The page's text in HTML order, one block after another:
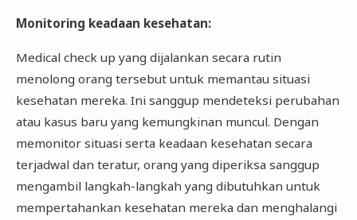
Monitoring keadaan kesehatan:
Medical check up yang dijalankan secara rutin
menolong orang tersebut untuk memantau situasi
kesehatan mereka. Ini sanggup mendeteksi perubahan
atau kasus baru yang kemungkinan muncul. Dengan
memonitor situasi serta keadaan kesehatan secara
terjadwal dan teratur, orang yang diperiksa sanggup
mengambil langkah-langkah yang dibutuhkan untuk
mempertahankan kesehatan mereka dan menghalangi